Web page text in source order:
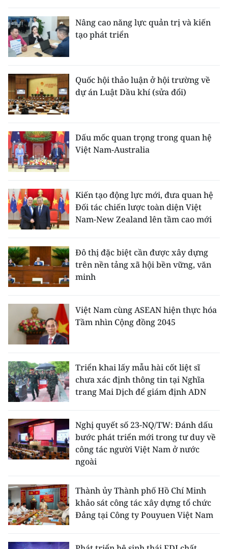
Nâng cao năng lực quản trị và kiến
tạo phát triển
Quốc hội thảo luận ở hội trường về
dự án Luật Dầu khí (sửa đổi)
Dấu mốc quan trọng trong quan hệ
Việt Nam-Australia
Kiến tạo động lực mới, đưa quan hệ
Đối tác chiến lược toàn diện Việt
Nam-New Zealand lên tầm cao mới
Đô thị đặc biệt cần được xây dựng
trên nền tảng xã hội bền vững, văn
minh
Việt Nam cùng ASEAN hiện thực hóa
Tầm nhìn Cộng đồng 2045
Triển khai lấy mẫu hài cốt liệt sĩ
chưa xác định thông tin tại Nghĩa
trang Mai Dịch để giám định ADN
Nghị quyết số 23-NQ/TW: Đánh dấu
bước phát triển mới trong tư duy về
công tác người Việt Nam ở nước
ngoài
Thành ủy Thành phố Hồ Chí Minh
khảo sát công tác xây dựng tổ chức
Đảng tại Công ty Pouyuen Việt Nam